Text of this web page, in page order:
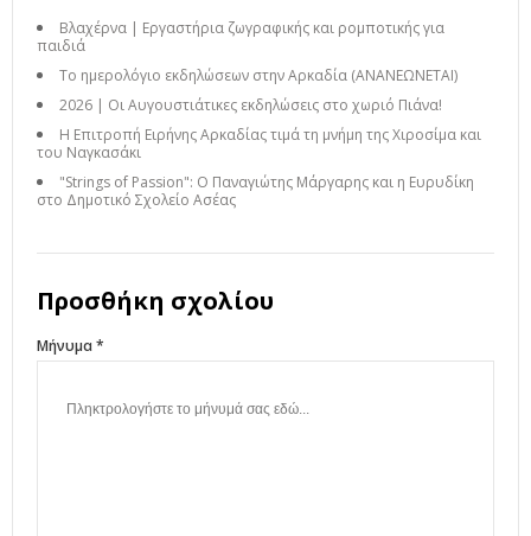
Βλαχέρνα | Εργαστήρια ζωγραφικής και ρομποτικής για
παιδιά
Το ημερολόγιο εκδηλώσεων στην Αρκαδία (ΑΝΑΝΕΩΝΕΤΑΙ)
2026 | Οι Αυγουστιάτικες εκδηλώσεις στο χωριό Πιάνα!
Η Επιτροπή Ειρήνης Αρκαδίας τιμά τη μνήμη της Χιροσίμα και
του Ναγκασάκι
"Strings of Passion": Ο Παναγιώτης Μάργαρης και η Ευρυδίκη
στο Δημοτικό Σχολείο Ασέας
Προσθήκη σχολίου
Μήνυμα *